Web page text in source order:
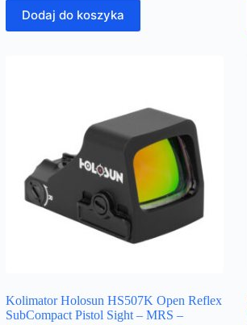
Dodaj do koszyka
Kolimator Holosun HS507K Open Reflex
SubCompact Pistol Sight – MRS –